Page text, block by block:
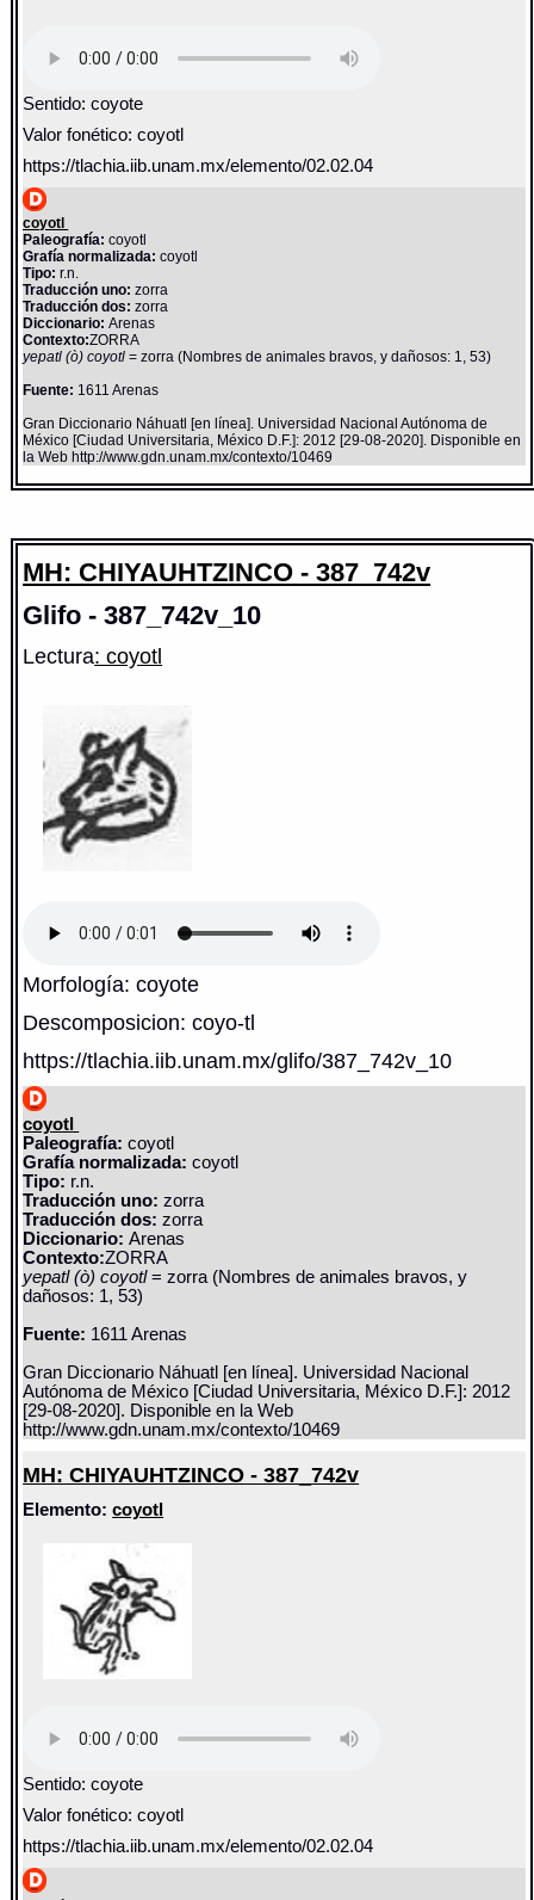
Sentido: coyote
Valor fonético: coyotl
https://tlachia.iib.unam.mx/elemento/02.02.04
coyotl
Paleografía: coyotl
Grafía normalizada: coyotl
Tipo: r.n.
Traducción uno: zorra
Traducción dos: zorra
Diccionario:Arenas
Contexto:ZORRA
yepatl (ò) coyotl= zorra (Nombres de animales bravos, y dañosos: 1, 53)
Fuente: 1611 Arenas
Gran Diccionario Náhuatl [en línea]. Universidad Nacional Autónoma de
México [Ciudad Universitaria, México D.F.]: 2012 [29-08-2020]. Disponible en
la Web http://www.gdn.unam.mx/contexto/10469
MH: CHIYAUHTZINCO - 387_742v
Glifo - 387_742v_10
Lectura: coyotl
Morfología: coyote
Descomposicion: coyo-tl
https://tlachia.iib.unam.mx/glifo/387_742v_10
coyotl
Paleografía: coyotl
Grafía normalizada: coyotl
Tipo: r.n.
Traducción uno: zorra
Traducción dos: zorra
Diccionario:Arenas
Contexto:ZORRA
yepatl (ò) coyotl= zorra (Nombres de animales bravos, y
dañosos: 1, 53)
Fuente: 1611 Arenas
Gran Diccionario Náhuatl [en línea]. Universidad Nacional
Autónoma de México [Ciudad Universitaria, México D.F.]: 2012
[29-08-2020]. Disponible en la Web
http://www.gdn.unam.mx/contexto/10469
MH: CHIYAUHTZINCO - 387_742v
Elemento:coyotl
Sentido: coyote
Valor fonético: coyotl
https://tlachia.iib.unam.mx/elemento/02.02.04